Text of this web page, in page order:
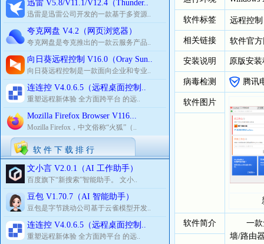
迅雷 V5.8/V11.1/V12.4（Thunder..
迅雷是迅雷公司开发的一款基于多资源..
夸克网盘 V4.2（网页浏览器）
夸克网盘是夸克推出的一款云服务产品..
向日葵远程控制 V16.0（Oray Sun..
向日葵远程控制是一款面向企业和专业..
连连控 V4.0.6.5（远程桌面控制..
重塑远程新体验 全方面跨平台 的远..
Mozilla Firefox Browser V116...
Mozilla Firefox，中文俗称“火狐”（..
软 件 下 载 排 行
文小言 V2.0.1（AI 工作助手）
百度旗下“新搜索”智能助手。 文小..
豆包 V1.70.7（AI 智能助手）
豆包是字节跳动公司基于云雀模型开发..
连连控 V4.0.6.5（远程桌面控制..
重塑远程新体验 全方面跨平台 的远..
软件标签 远程控制
相关链接 软件官
安装说明 原版安
病毒检测 腾讯
软件图片
软件简介
一款免
墙/路由